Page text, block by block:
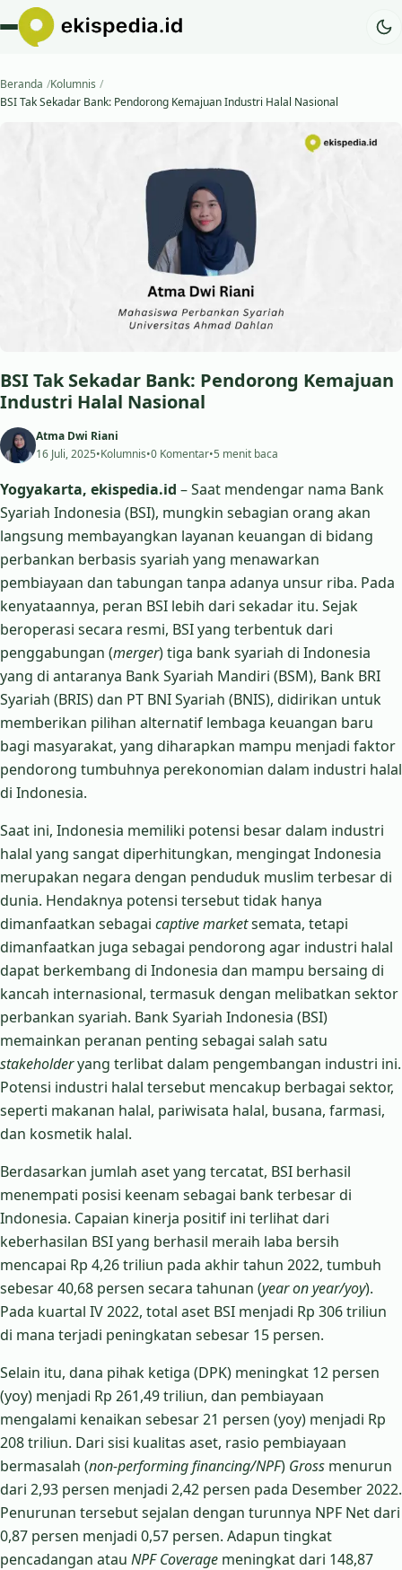
Beranda Kolumnis
BSI Tak Sekadar Bank: Pendorong Kemajuan Industri Halal Nasional
BSI Tak Sekadar Bank: Pendorong Kemajuan
Industri Halal Nasional
Atma Dwi Riani
16 Juli, 2025•Kolumnis•0 Komentar•5 menit baca
Yogyakarta, ekispedia.id – Saat mendengar nama Bank
Syariah Indonesia (BSI), mungkin sebagian orang akan
langsung membayangkan layanan keuangan di bidang
perbankan berbasis syariah yang menawarkan
pembiayaan dan tabungan tanpa adanya unsur riba. Pada
kenyataannya, peran BSI lebih dari sekadar itu. Sejak
beroperasi secara resmi, BSI yang terbentuk dari
penggabungan (merger) tiga bank syariah di Indonesia
yang di antaranya Bank Syariah Mandiri (BSM), Bank BRI
Syariah (BRIS) dan PT BNI Syariah (BNIS), didirikan untuk
memberikan pilihan alternatif lembaga keuangan baru
bagi masyarakat, yang diharapkan mampu menjadi faktor
pendorong tumbuhnya perekonomian dalam industri halal
di Indonesia.
Saat ini, Indonesia memiliki potensi besar dalam industri
halal yang sangat diperhitungkan, mengingat Indonesia
merupakan negara dengan penduduk muslim terbesar di
dunia. Hendaknya potensi tersebut tidak hanya
dimanfaatkan sebagai captive marketsemata, tetapi
dimanfaatkan juga sebagai pendorong agar industri halal
dapat berkembang di Indonesia dan mampu bersaing di
kancah internasional, termasuk dengan melibatkan sektor
perbankan syariah. Bank Syariah Indonesia (BSI)
memainkan peranan penting sebagai salah satu
stakeholderyang terlibat dalam pengembangan industri ini.
Potensi industri halal tersebut mencakup berbagai sektor,
seperti makanan halal, pariwisata halal, busana, farmasi,
dan kosmetik halal.
Berdasarkan jumlah aset yang tercatat, BSI berhasil
menempati posisi keenam sebagai bank terbesar di
Indonesia. Capaian kinerja positif ini terlihat dari
keberhasilan BSI yang berhasil meraih laba bersih
mencapai Rp 4,26 triliun pada akhir tahun 2022, tumbuh
sebesar 40,68 persen secara tahunan (year on year/yoy).
Pada kuartal IV 2022, total aset BSI menjadi Rp 306 triliun
di mana terjadi peningkatan sebesar 15 persen.
Selain itu, dana pihak ketiga (DPK) meningkat 12 persen
(yoy) menjadi Rp 261,49 triliun, dan pembiayaan
mengalami kenaikan sebesar 21 persen (yoy) menjadi Rp
208 triliun. Dari sisi kualitas aset, rasio pembiayaan
bermasalah (non-performing financing/NPF) Gross menurun
dari 2,93 persen menjadi 2,42 persen pada Desember 2022.
Penurunan tersebut sejalan dengan turunnya NPF Net dari
0,87 persen menjadi 0,57 persen. Adapun tingkat
pencadangan atau NPF Coverage meningkat dari 148,87